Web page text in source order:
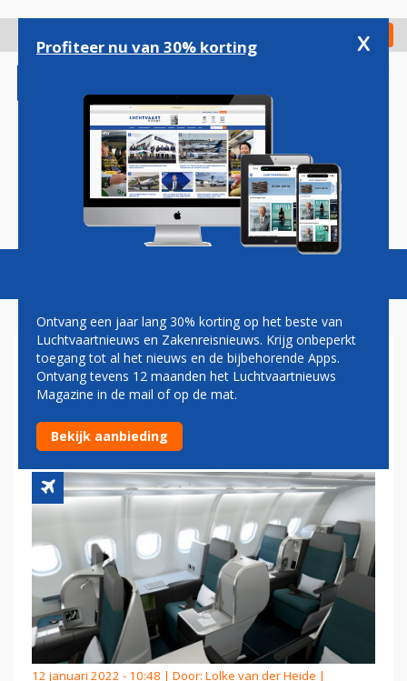
gaan
Check in
Magazine Podcasts Vacatures
AMERICAN AIRLINES EN AER
LINGUS LANCEREN NIEUWE
CODESHARE-OVEREENKOMST
12 januari 2022 - 10:48 | Door: Lolke van der Heide |
Profiteer nu van 30% korting x
Ontvang een jaar lang 30% korting op het beste van
Luchtvaartnieuws en Zakenreisnieuws. Krijg onbeperkt
toegang tot al het nieuws en de bijbehorende Apps.
Ontvang tevens 12 maanden het Luchtvaartnieuws
Magazine in de mail of op de mat.
Bekijk aanbieding